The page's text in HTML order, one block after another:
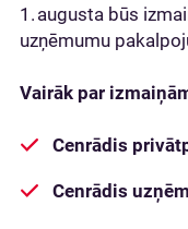
1. augusta būs
uzņēmumu
Vairāk par
Cenrādis
Cenrādis